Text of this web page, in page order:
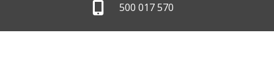
500 017 570